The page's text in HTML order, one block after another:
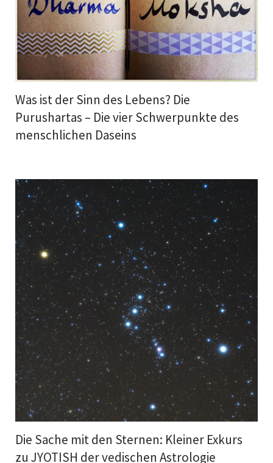
Was ist der Sinn des Lebens? Die
Purushartas – Die vier Schwerpunkte des
menschlichen Daseins
Die Sache mit den Sternen: Kleiner Exkurs
zu JYOTISH der vedischen Astrologie